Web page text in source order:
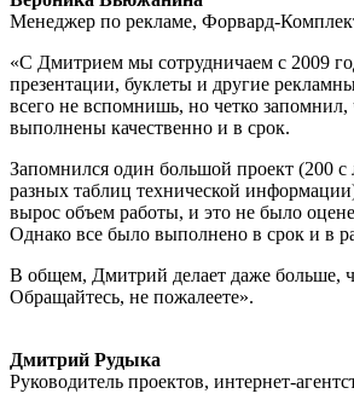
Менеджер по рекламе, Форвард-
«С Дмитрием мы сотрудничаем с 2009
презентации, буклеты и другие
всего не вспомнишь, но четко
выполнены качественно и в срок.
Запомнился один большой проект (200
разных таблиц технической
вырос объем работы, и это не было
Однако все было выполнено в срок и в
В общем, Дмитрий делает даже больше,
Обращайтесь, не пожалеете».
Дмитрий Рудыка
Руководитель проектов, интернет-